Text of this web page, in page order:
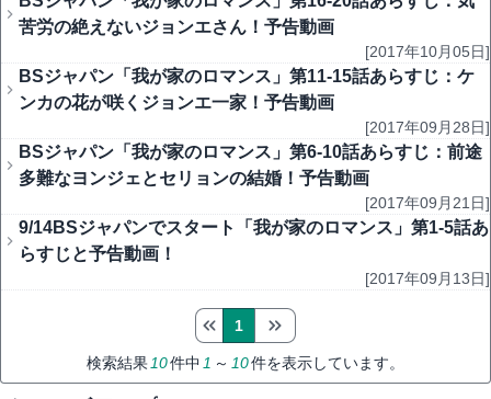
苦労の絶えないジョンエさん！予告動画
[2017年10月05日]
BSジャパン「我が家のロマンス」第11-15話あらすじ：ケ
ンカの花が咲くジョンエ一家！予告動画
[2017年09月28日]
BSジャパン「我が家のロマンス」第6-10話あらすじ：前途
多難なヨンジェとセリョンの結婚！予告動画
[2017年09月21日]
9/14BSジャパンでスタート「我が家のロマンス」第1-5話あ
らすじと予告動画！
[2017年09月13日]
検索結果 10件中 1 ～ 10件を表示しています。
1